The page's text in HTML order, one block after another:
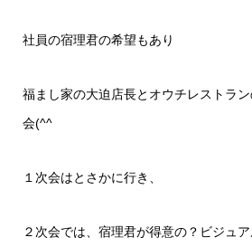
社員の宿理君の希望もあり
福まし家の大迫店長とオウチレストラ
会(^^
１次会はとさかに行き、
２次会では、宿理君が得意の？ビジュ